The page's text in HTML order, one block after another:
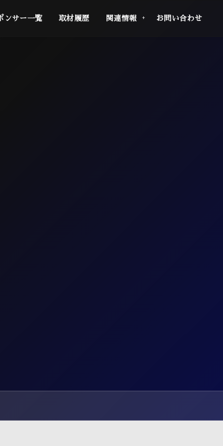
ンサー一覧 取材履歴 関連情報 お問い合わせ